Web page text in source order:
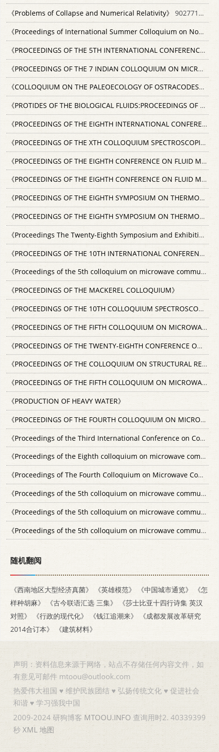
《Problems of Collapse and Numerical Relativity》
9027718164
《Proceedings of International Summer Colloquium on Nonlinear Oynamics of the Atmosphere》
《PROCEEDINGS OF THE 5TH INTERNATIONAL CONFERENCE ON COMPUTER COMMUNICATION》
《PROCEEDINGS OF THE 7 INDIAN COLLOQUIUM ON MICROPALAEONTOLOGY AND STRATIGRAPHY》
《COLLOQUIUM ON THE PALEOECOLOGY OF OSTRACODES》
《PROTIDES OF THE BIOLOGICAL FLUIDS:PROCEEDINGS OF THE EIGHTH COLLOQUIUM BRUGES 1960》
《PROCEEDINGS OF THE EIGHTH INTERNATIONAL CONFERENCE ON LOW TEMPERATURE PHYSICS》
《PROCEEDINGS OF THE XTH COLLOQUIUM SPECTROSCOPICUM INTERNATIONALE》
《PROCEEDINGS OF THE EIGHTH CONFERENCE ON FLUID MACHINERY VOL.2》
《PROCEEDINGS OF THE EIGHTH CONFERENCE ON FLUID MACHINERY VOL.1》
《PROCEEDINGS OF THE EIGHTH SYMPOSIUM ON THERMOPHYSICAL PROPERTIES VOLUME1》
《PROCEEDINGS OF THE EIGHTH SYMPOSIUM ON THERMOPHYSICAL PROPERTIES VOLUME2》
《Proceedings The Twenty-Eighth Symposium and Exhibition on the Art of Glassblowing》
《PROCEEDINGS OF THE 10TH INTERNATIONAL CONFERENCE ON COMPUTER COMMUNICATION》
《Proceedings of the 5th colloquium on microwave communication.Vol.2.1974.》
《PROCEEDINGS OF THE MACKEREL COLLOQUIUM》
《PROCEEDINGS OF THE 10TH COLLOQUIUM SPECTROSCOPICUM INTERNATIONALE》
《PROCEEDINGS OF THE FIFTH COLLOQUIUM ON MICROWAVE COMMUNICATION VOL.3》
《PROCEEDINGS OF THE TWENTY-EIGHTH CONFERENCE ON THE DESIGN OF EXPERIMENTS》
《PROCEEDINGS OF THE COLLOQUIUM ON STRUCTURAL RELIABILITY：THE IMPACT OF ADVANCED MATERIALS ON ENGINEER》
《PROCEEDINGS OF THE FIFTH COLLOQUIUM ON MICROWAVE COMMUNICATION VOL.1》
《PRODUCTION OF HEAVY WATER》
《PROCEEDINGS OF THE FOURTH COLLOQUIUM ON MICROWAVE COMMUNICATION VOL.IV》
《Proceedings of the Third International Conference on Computer Communication》
《Proceedings of the Eighth colloquium on microwave communication.1986.》
《Proceedings of The Fourth Colloquium on Microwave Communication V.5》
《Proceedings of the 5th colloquium on microwave communication.Vol.5.1974.》
《Proceedings of the 5th colloquium on microwave communication.Vol.3.1974.》
《Proceedings of the 5th colloquium on microwave communication.Vol.4.1974.》
随机翻阅
《西南地区大型经济真菌》 《英雄模范》 《中国城市通览》
《怎
样种胡麻》
《古今联语汇选 三集》
《莎士比亚十四行诗集 英汉
对照》
《行政的现代化》 《钱江追潮来》
《成都发展改革研究
2014合订本》
《建筑材料》
声明：资料信息来源于网络，站点不存储任何内容文件，如
有意见可邮件 mtoou@outlook.com
热爱伟大祖国 ♥ 维护民族团结 ♥ 弘扬传统文化 ♥ 促进社会
和谐 ♥ 学习强我中国
2009-2024 研狗博客 MTOOU.INFO 查询用时2. 40339399
秒 XML 地图